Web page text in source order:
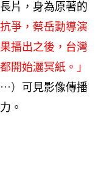
片，身為原著的
爭，蔡岳勳導演
播出之後，台灣
開始灑冥紙。」
） 可見影像傳播
。